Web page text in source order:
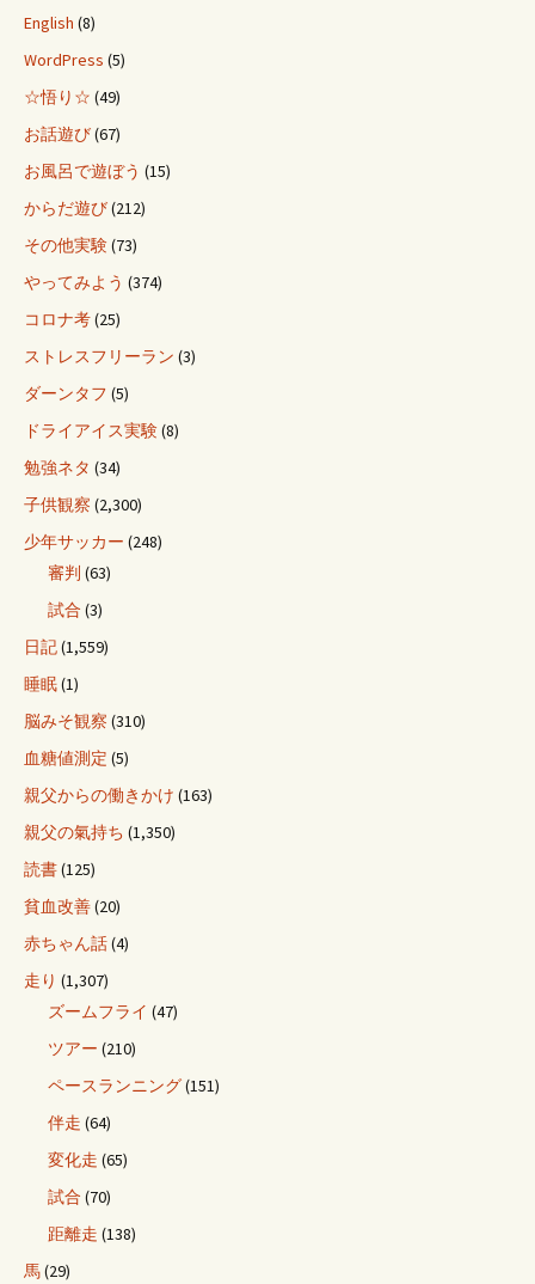
English (8)
WordPress (5)
☆悟り☆ (49)
お話遊び(67)
お風呂で遊ぼう (15)
からだ遊び(212)
その他実験(73)
やってみよう (374)
コロナ考(25)
ストレスフリーラン (3)
ダーンタフ (5)
ドライアイス実験(8)
勉強ネタ (34)
子供観察 (2,300)
少年サッカー (248)
審判 (63)
試合 (3)
日記(1,559)
睡眠(1)
脳みそ観察 (310)
血糖値測定 (5)
親父からの働きかけ (163)
親父の氣持ち (1,350)
読書(125)
貧血改善(20)
赤ちゃん話(4)
走り (1,307)
ズームフライ (47)
ツアー (210)
ペースランニング(151)
伴走 (64)
変化走 (65)
試合 (70)
距離走 (138)
馬(29)